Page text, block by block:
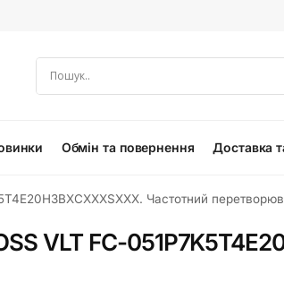
Обмін та повернення Доставка
Частотний
VLT FC-